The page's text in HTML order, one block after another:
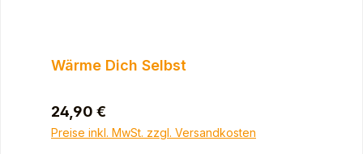
Wärme Dich Selbst
Regulärer Preis:
24,90 €
Preise inkl. MwSt. zzgl. Versandkosten